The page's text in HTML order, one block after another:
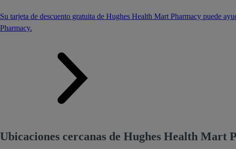
Su tarjeta de descuento gratuita de Hughes Health Mart Pharmacy puede
Pharmacy.
Ubicaciones cercanas de Hughes Health Mart